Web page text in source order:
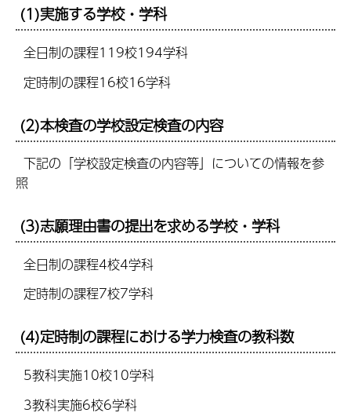
(1)実施する学校・学科
全日制の課程119校194学科
定時制の課程16校16学科
(2)本検査の学校設定検査の内容
下記の「学校設定検査の内容等」についての情報を参
照
(3)志願理由書の提出を求める学校・学科
全日制の課程4校4学科
定時制の課程7校7学科
(4)定時制の課程における学力検査の教科数
5教科実施10校10学科
3教科実施6校6学科